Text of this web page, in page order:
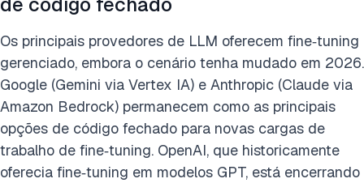
Os principais provedores de LLM oferecem fine‑tuning
gerenciado, embora o cenário tenha mudado em 2026.
Google (Gemini via Vertex IA) e Anthropic (Claude via
Amazon Bedrock) permanecem como as principais
opções de código fechado para novas cargas de
trabalho de fine‑tuning. OpenAI, que historicamente
oferecia fine‑tuning em modelos GPT, está encerrando